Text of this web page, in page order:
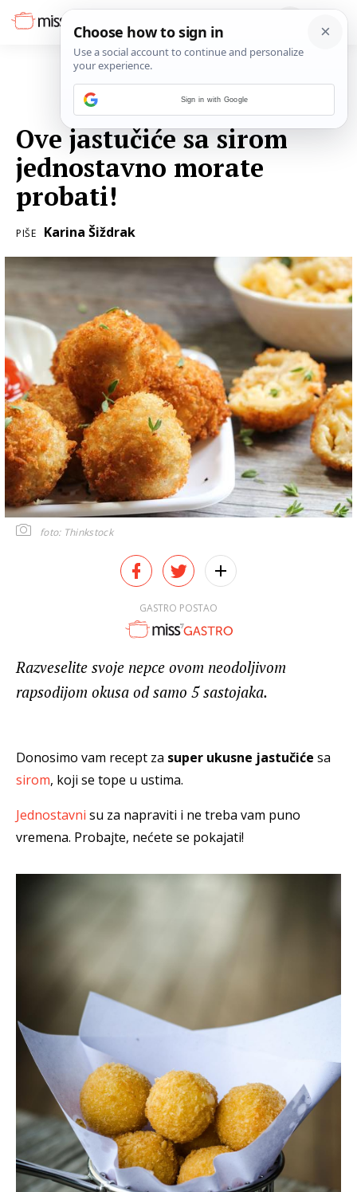
Ove jastučiće sa sirom
jednostavno morate
probati!
PIŠE Karina Šiždrak
foto: Thinkstock
GASTRO POSTAO
Razveselite svoje nepce ovom neodoljivom
rapsodijom okusa od samo 5 sastojaka.
Donosimo vam recept za super ukusne jastučiće sa
sirom, koji se tope u ustima.
Jednostavni su za napraviti i ne treba vam puno
vremena. Probajte, nećete se pokajati!
Sign in with Google